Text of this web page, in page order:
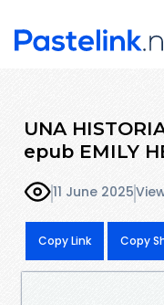
UNA
epub EMILY
11 June 2025
Copy Link Copy